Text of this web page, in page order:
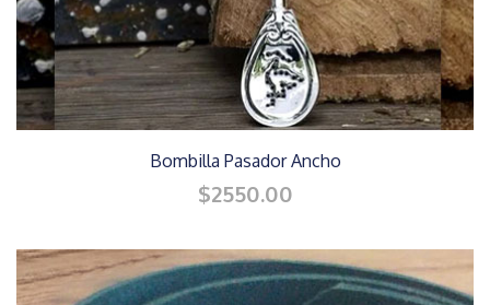
Bombilla Pasador Ancho
$2550.00